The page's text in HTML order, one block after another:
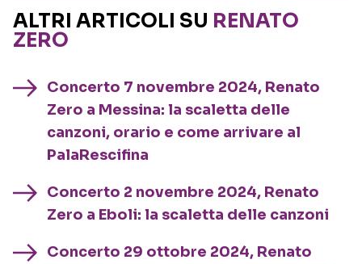
ALTRI ARTICOLI SU RENATO
ZERO
Concerto 7 novembre 2024, Renato
Zero a Messina: la scaletta delle
canzoni, orario e come arrivare al
PalaRescifina
Concerto 2 novembre 2024, Renato
Zero a Eboli: la scaletta delle canzoni
Concerto 29 ottobre 2024, Renato